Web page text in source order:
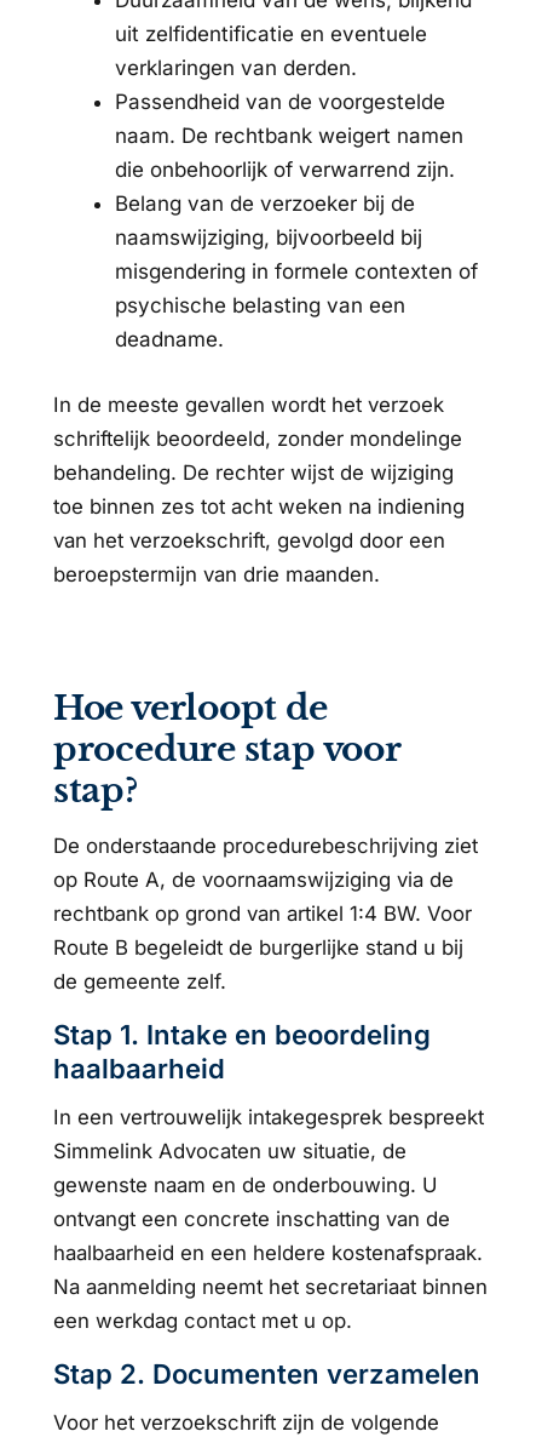
uit zelfidentificatie en eventuele
verklaringen van derden.
Passendheid van de voorgestelde
naam. De rechtbank weigert namen
die onbehoorlijk of verwarrend zijn.
Belang van de verzoeker bij de
naamswijziging, bijvoorbeeld bij
misgendering in formele contexten of
psychische belasting van een
deadname.
In de meeste gevallen wordt het verzoek
schriftelijk beoordeeld, zonder mondelinge
behandeling. De rechter wijst de wijziging
toe binnen zes tot acht weken na indiening
van het verzoekschrift, gevolgd door een
beroepstermijn van drie maanden.
Hoe verloopt de
procedure stap voor
stap?
De onderstaande procedurebeschrijving ziet
op Route A, de voornaamswijziging via de
rechtbank op grond van artikel 1:4 BW. Voor
Route B begeleidt de burgerlijke stand u bij
de gemeente zelf.
Stap 1. Intake en beoordeling
haalbaarheid
In een vertrouwelijk intakegesprek bespreekt
Simmelink Advocaten uw situatie, de
gewenste naam en de onderbouwing. U
ontvangt een concrete inschatting van de
haalbaarheid en een heldere kostenafspraak.
Na aanmelding neemt het secretariaat binnen
een werkdag contact met u op.
Stap 2. Documenten verzamelen
Voor het verzoekschrift zijn de volgende